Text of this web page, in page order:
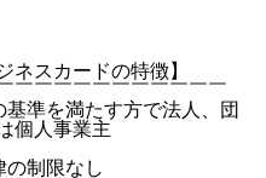
スカードの特徴】
￣￣￣￣￣￣￣￣￣￣￣
準を満たす方で法人、団
個人事業主
の制限なし